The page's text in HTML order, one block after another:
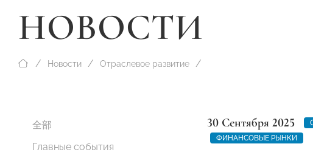
НОВОСТИ
Новости Отраслевое развитие
全部
Главные события
30 Сентября 2025
ФИНАНСОВЫЕ РЫНКИ